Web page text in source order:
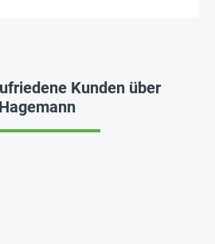
Kunden über
Hagemann